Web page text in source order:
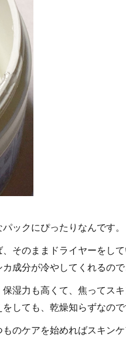
ックにぴったりなんです。
そのままドライヤーをし
成分が冷やしてくれるので
湿力も高くて、焦ってス
しても、乾燥知らずなので
のケアを始めればスキン